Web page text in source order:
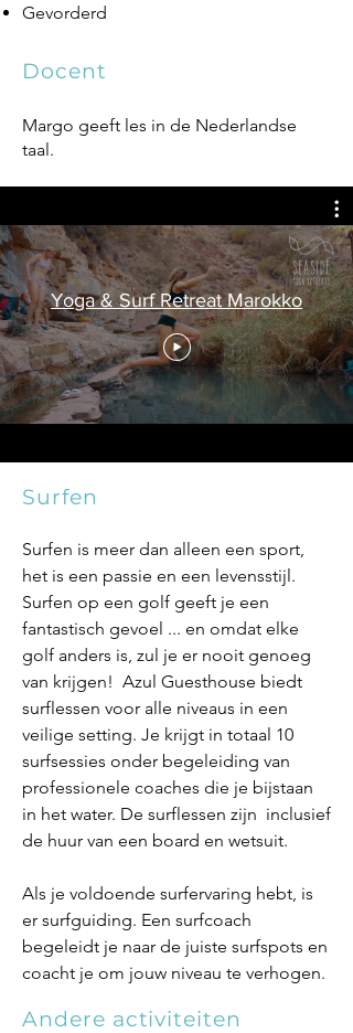
Gevorderd
Docent
Margo geeft les in de Nederlandse
taal.
Yoga & Surf Retreat Marokko
Surfen
Surfen is meer dan alleen een sport,
het is een passie en een levensstijl.
Surfen op een golf geeft je een
fantastisch gevoel ... en omdat elke
golf anders is, zul je er nooit genoeg
van krijgen! Azul Guesthouse biedt
surflessen voor alle niveaus in een
veilige setting. Je krijgt in totaal 10
surfsessies onder begeleiding van
professionele coaches die je bijstaan
in het water. De surflessen zijn inclusief
de huur van een board en wetsuit.
Als je voldoende surfervaring hebt, is
er surfguiding. Een surfcoach
begeleidt je naar de juiste surfspots en
coacht je om jouw niveau te verhogen.
Andere activiteiten